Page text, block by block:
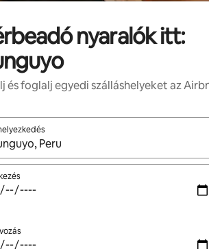
nyaralók itt:
és foglalj egyedi szálláshelyeket az
eredmények között a felfelé és a lefelé